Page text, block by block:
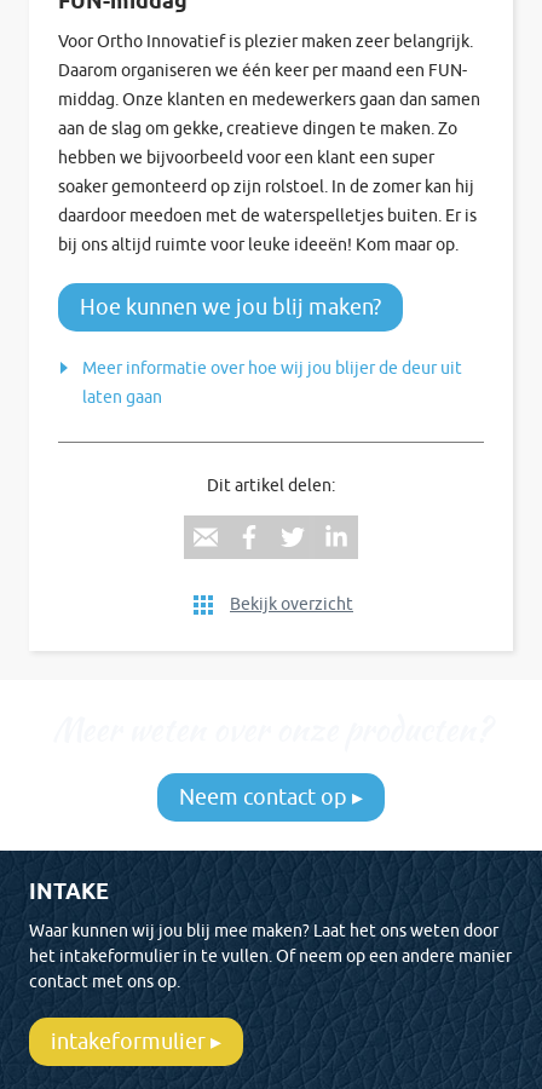
Voor Ortho Innovatief is plezier maken zeer belangrijk.
Daarom organiseren we één keer per maand een FUN-
middag. Onze klanten en medewerkers gaan dan samen
aan de slag om gekke, creatieve dingen te maken. Zo
hebben we bijvoorbeeld voor een klant een super
soaker gemonteerd op zijn rolstoel. In de zomer kan hij
daardoor meedoen met de waterspelletjes buiten. Er is
bij ons altijd ruimte voor leuke ideeën! Kom maar op.
Hoe kunnen we jou blij maken?
Meer informatie over hoe wij jou blijer de deur uit
laten gaan
Dit artikel delen:
Bekijk overzicht
Neem contact op ▸
INTAKE
Waar kunnen wij jou blij mee maken? Laat het ons weten door
het intakeformulier in te vullen. Of neem op een andere manier
contact met ons op.
intakeformulier ▸